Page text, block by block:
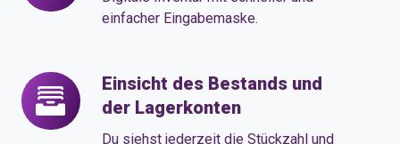
einfacher Eingabemaske.
Einsicht des Bestands und
der Lagerkonten
Du siehst jederzeit die Stückzahl und
Einsicht
des
Bestands